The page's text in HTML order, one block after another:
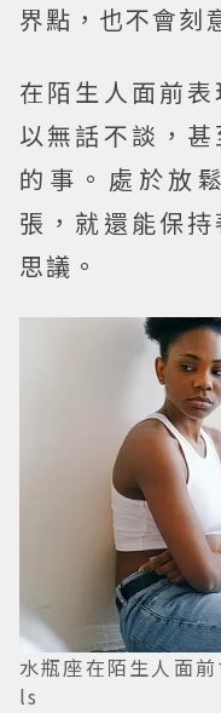
界點，也不會刻
在陌生人面前
以無話不談，
的事。處於放
張，就還能保
思議。
水瓶座在陌生人面
ls